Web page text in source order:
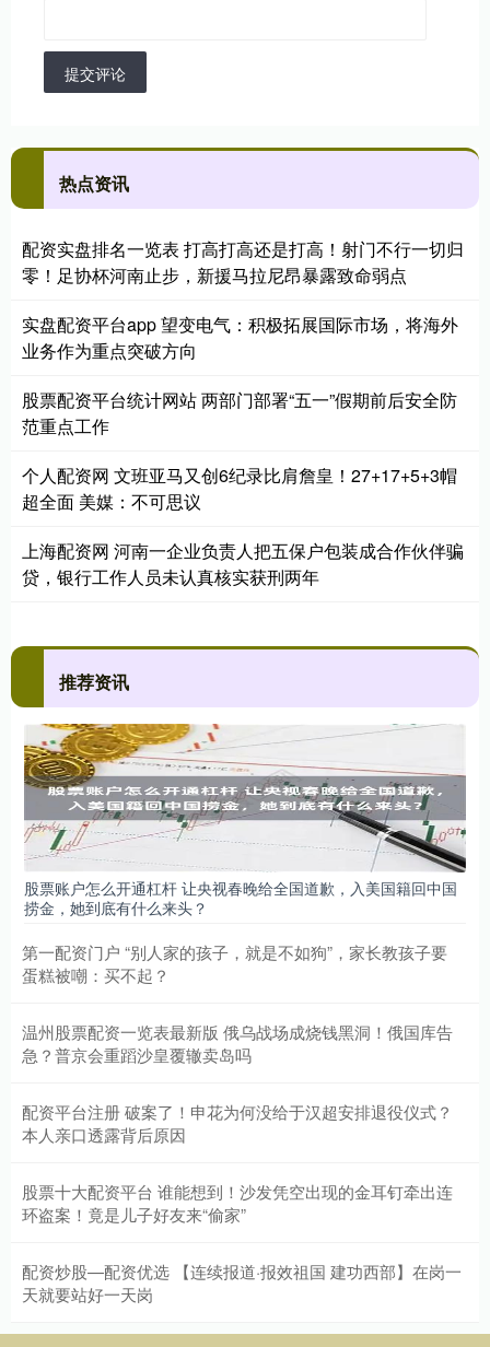
提交评论
热点资讯
配资实盘排名一览表 打高打高还是打高！射门不行一切归
零！足协杯河南止步，新援马拉尼昂暴露致命弱点
实盘配资平台app 望变电气：积极拓展国际市场，将海外
业务作为重点突破方向
股票配资平台统计网站 两部门部署“五一”假期前后安全防
范重点工作
个人配资网 文班亚马又创6纪录比肩詹皇！27+17+5+3帽
超全面 美媒：不可思议
上海配资网 河南一企业负责人把五保户包装成合作伙伴骗
贷，银行工作人员未认真核实获刑两年
推荐资讯
股票账户怎么开通杠杆 让央视春晚给全国道歉，入美国籍回中国
捞金，她到底有什么来头？
第一配资门户 “别人家的孩子，就是不如狗”，家长教孩子要
蛋糕被嘲：买不起？
温州股票配资一览表最新版 俄乌战场成烧钱黑洞！俄国库告
急？普京会重蹈沙皇覆辙卖岛吗
配资平台注册 破案了！申花为何没给于汉超安排退役仪式？
本人亲口透露背后原因
股票十大配资平台 谁能想到！沙发凭空出现的金耳钉牵出连
环盗案！竟是儿子好友来“偷家”
配资炒股—配资优选 【连续报道·报效祖国 建功西部】在岗一
天就要站好一天岗